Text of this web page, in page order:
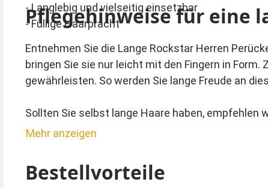
- Langlebig und vielseitig einsetzbar
- Füllige Haarpracht
Pflegehinweise für eine
Entnehmen Sie die Lange Rockstar Herren
bringen Sie sie nur leicht mit den Fingern in
gewährleisten. So werden Sie lange Freude an
Sollten Sie selbst lange Haare haben, empfehlen
die Perücke perfekt sitzt und Ihnen den
Langhaarperücken passen auch gut zu
Mehr anzeigen
Bestellvorteile